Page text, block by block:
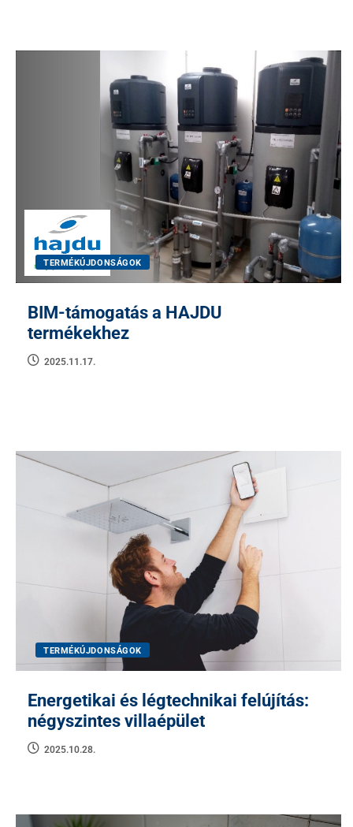
TERMÉKÚJDONSÁGOK
BIM-támogatás a HAJDU
termékekhez
2025.11.17.
TERMÉKÚJDONSÁGOK
Energetikai és légtechnikai felújítás:
négyszintes villaépület
2025.10.28.